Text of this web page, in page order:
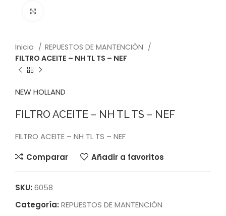
Inicio
REPUESTOS DE MANTENCIÓN
FILTRO ACEITE – NH TL TS – NEF
NEW HOLLAND
FILTRO ACEITE – NH TL TS – NEF
FILTRO ACEITE – NH TL TS – NEF
Comparar
Añadir a favoritos
SKU: 6058
Categoría: REPUESTOS DE MANTENCIÓN